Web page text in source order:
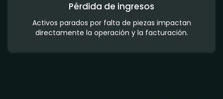
Pérdida de ingresos
Activos parados por falta de piezas impactan
directamente la operación y la facturación.